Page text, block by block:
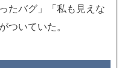
たバグ」「私も見えな
ついていた。